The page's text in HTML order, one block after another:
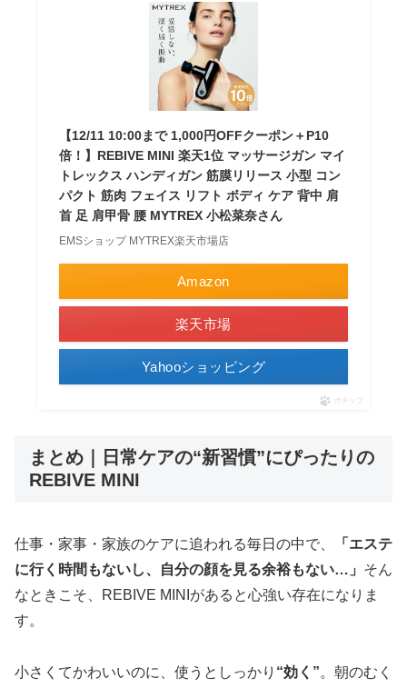
【12/11 10:00まで 1,000円OFFクーポン＋P10
倍！】REBIVE MINI 楽天1位 マッサージガン マイ
トレックス ハンディガン 筋膜リリース 小型 コン
パクト 筋肉 フェイス リフト ボディ ケア 背中 肩
首 足 肩甲骨 腰 MYTREX 小松菜奈さん
EMSショップ MYTREX楽天市場店
Amazon
楽天市場
Yahooショッピング
ポチップ
まとめ｜日常ケアの“新習慣”にぴったりの
REBIVE MINI
仕事・家事・家族のケアに追われる毎日の中で、
「エステ
に行く時間もないし、自分の顔を見る余裕もない…」 そん
なときこそ、REBIVE MINIがあると心強い存在になりま
す。
小さくてかわいいのに、使うとしっかり “効く”。朝のむく